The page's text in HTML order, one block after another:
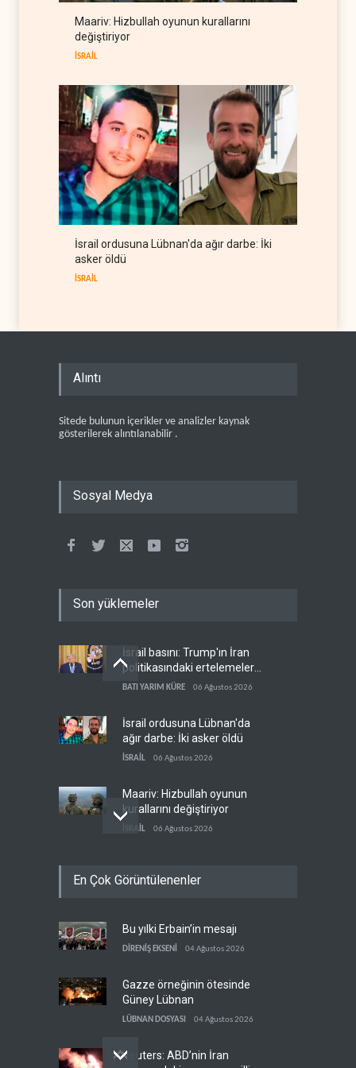
denetimi İran'da olacak
Maariv: Hizbullah oyunun kurallarını
değiştiriyor
İSRAİL
İsrail ordusuna Lübnan'da ağır darbe: İki
asker öldü
İSRAİL
Alıntı
Sitede bulunun içerikler ve analizler kaynak
gösterilerek alıntılanabilir .
Sosyal Medya
Son yüklemeler
İsrail basını: Trump'ın İran
politikasındaki ertelemeler
ABD seçimlerini riske atıyor
BATI YARIM KÜRE 06 Ağustos 2026
İsrail ordusuna Lübnan'da
ağır darbe: İki asker öldü
İSRAİL 06 Ağustos 2026
Maariv: Hizbullah oyunun
kurallarını değiştiriyor
İSRAİL 06 Ağustos 2026
güneyindeki Mansuri için
İran ile Umman, Hürmüz'de
yeni düzen için son
En Çok Görüntülenenler
Bu yılki Erbain’in mesajı
DİRENİŞ EKSENİ 04 Ağustos 2026
Gazze örneğinin ötesinde
Güney Lübnan
LÜBNAN DOSYASI 04 Ağustos 2026
Reuters: ABD’nin İran